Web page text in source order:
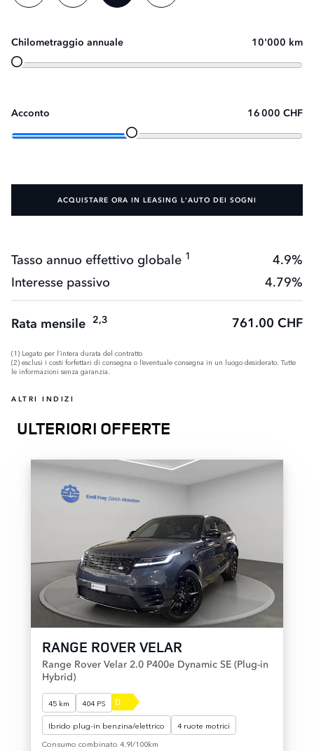
Chilometraggio annuale 10'000 km
Acconto 16 000 CHF
ACQUISTARE ORA IN LEASING L'AUTO DEI SOGNI
Tasso annuo effettivo globale 1
4.9%
Interesse passivo
4.79%
Rata mensile 2,3 761.00 CHF
(1) Legato per l’intera durata del contratto
(2) esclusi i costi forfettari di consegna o l’eventuale consegna in un luogo desiderato. Tutte
le informazioni senza garanzia.
ALTRI INDIZI
ULTERIORI OFFERTE
RANGE ROVER VELAR
Range Rover Velar 2.0 P400e Dynamic SE (Plug-in
Hybrid)
45 km 404 PS D
Ibrido plug-in benzina/elettrico
4 ruote motrici
Consumo combinato 4.9l/100km